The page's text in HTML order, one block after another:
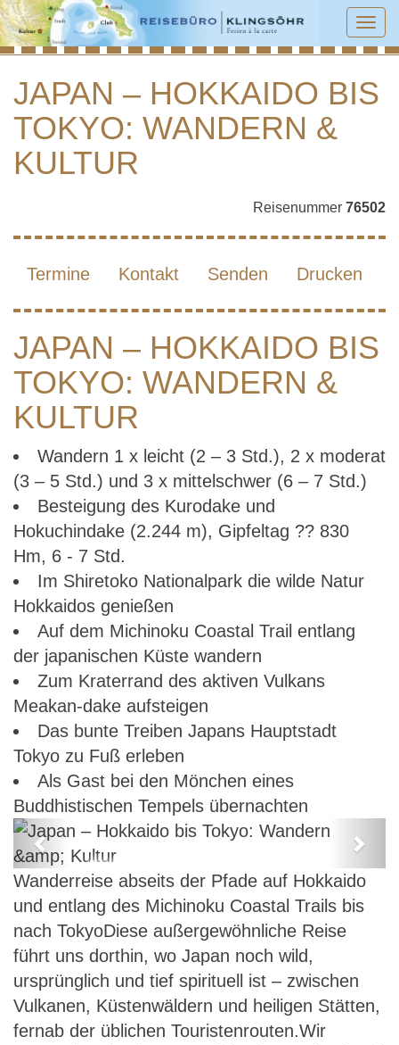
JAPAN – HOKKAIDO BIS TOKYO:
WANDERN & KULTUR
JAPAN – HOKKAIDO BIS
TOKYO: WANDERN &
KULTUR
Reisenummer 76502
Termine Kontakt Senden Drucken
JAPAN – HOKKAIDO BIS
TOKYO: WANDERN &
KULTUR
Wandern 1 x leicht (2 – 3 Std.), 2 x moderat
(3 – 5 Std.) und 3 x mittelschwer (6 – 7 Std.)
Besteigung des Kurodake und
Hokuchindake (2.244 m), Gipfeltag ?? 830
Hm, 6 - 7 Std.
Im Shiretoko Nationalpark die wilde Natur
Hokkaidos genießen
Auf dem Michinoku Coastal Trail entlang
der japanischen Küste wandern
Zum Kraterrand des aktiven Vulkans
Meakan-dake aufsteigen
Das bunte Treiben Japans Hauptstadt
Tokyo zu Fuß erleben
Als Gast bei den Mönchen eines
Buddhistischen Tempels übernachten
Japan – Hokkaido bis Tokyo:
Wandern & Kultur
Previous
Wanderreise abseits der Pfade auf Hokkaido
und entlang des Michinoku Coastal Trails bis
nach TokyoDiese außergewöhnliche Reise
führt uns dorthin, wo Japan noch wild,
ursprünglich und tief spirituell ist – zwischen
Vulkanen, Küstenwäldern und heiligen Stätten,
fernab der üblichen Touristenrouten.Wir